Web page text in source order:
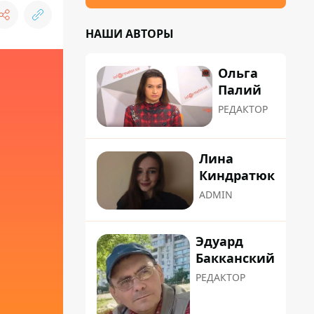
НАШИ АВТОРЫ
Ольга
Палий
РЕДАКТОР
Лина
Киндратюк
ADMIN
Эдуард
Бакканский
РЕДАКТОР